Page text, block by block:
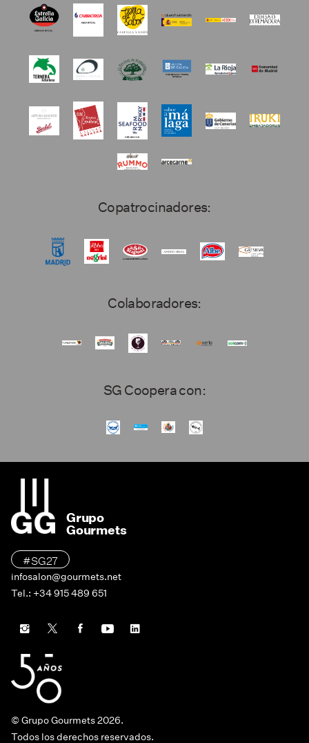
Copatrocinadores:
Colaboradores:
SG Coopera con:
Grupo
Gourmets
#SG27
infosalon@gourmets.net
Tel.: +34 915 489 651
© Grupo Gourmets 2026.
Todos los derechos reservados.